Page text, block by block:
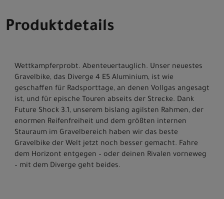
Produktdetails
Wettkampferprobt. Abenteuertauglich. Unser neuestes
Gravelbike, das Diverge 4 E5 Aluminium, ist wie
geschaffen für Radsporttage, an denen Vollgas angesagt
ist, und für epische Touren abseits der Strecke. Dank
Future Shock 3.1, unserem bislang agilsten Rahmen, der
enormen Reifenfreiheit und dem größten internen
Stauraum im Gravelbereich haben wir das beste
Gravelbike der Welt jetzt noch besser gemacht. Fahre
dem Horizont entgegen – oder deinen Rivalen vorneweg
– mit dem Diverge geht beides.